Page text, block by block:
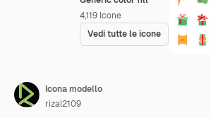
4,119 Icone
Vedi tutte le icone
Icona modello
rizal2109